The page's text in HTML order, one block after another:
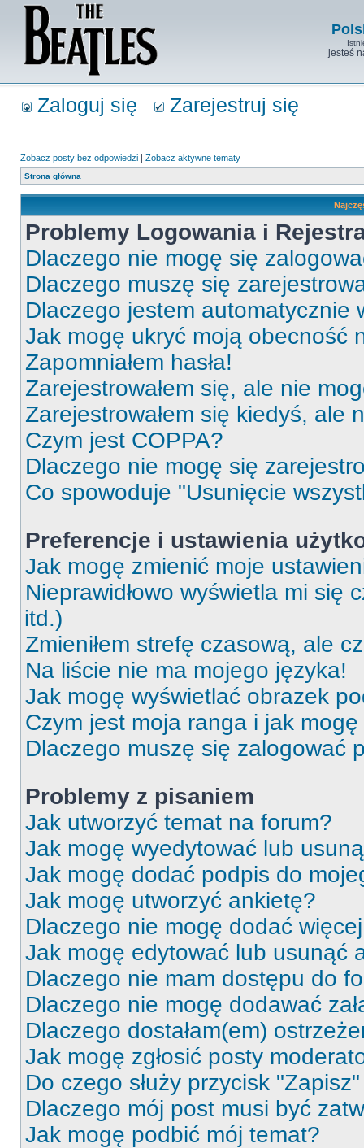
jesteś
Zaloguj się Zarejestruj się
Zobacz posty bez odpowiedzi | Zobacz aktywne tematy
Strona główna
Problemy Logowania i
Dlaczego nie mogę się
Dlaczego muszę się
Dlaczego jestem automatycznie
Jak mogę ukryć moją obecność
Zapomniałem hasła!
Zarejestrowałem się, ale nie
Zarejestrowałem się kiedyś, ale
Czym jest COPPA?
Dlaczego nie mogę się
Co spowoduje "Usunięcie
Preferencje i ustawienia
Jak mogę zmienić moje
Nieprawidłowo wyświetla mi się
itd.)
Zmieniłem strefę czasową, ale
Na liście nie ma mojego języka!
Jak mogę wyświetlać obrazek
Czym jest moja ranga i jak
Dlaczego muszę się zalogować
Problemy z pisaniem
Jak utworzyć temat na forum?
Jak mogę wyedytować lub
Jak mogę dodać podpis do
Jak mogę utworzyć ankietę?
Dlaczego nie mogę dodać
Jak mogę edytować lub usunąć
Dlaczego nie mam dostępu do
Dlaczego nie mogę dodawać
Dlaczego dostałam(em)
Jak mogę zgłosić posty
Do czego służy przycisk
Dlaczego mój post musi być
Jak mogę podbić mój temat?